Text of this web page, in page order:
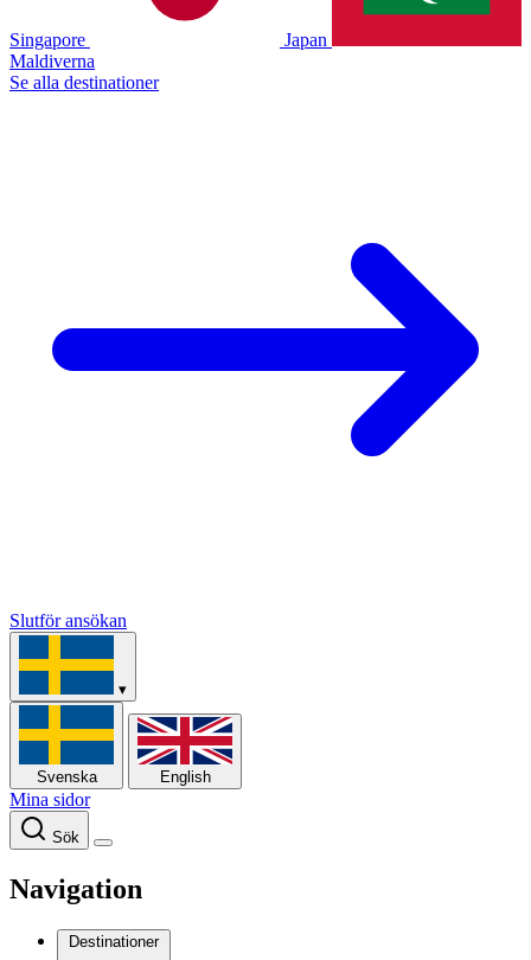
Singapore
Japan
Maldiverna
Se alla destinationer
Slutför ansökan
▾
Svenska English
Mina sidor
Sök
Navigation
Destinationer